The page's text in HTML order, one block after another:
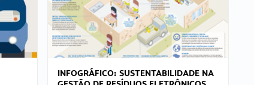
INFOGRÁFICO: SUSTENTABILIDADE NA